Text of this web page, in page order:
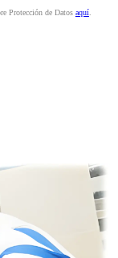
Protección de Datos aquí.